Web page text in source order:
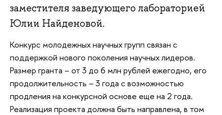
заместителя заведующего лабораторией
Юлии Найденовой.
Конкурс молодежных научных групп связан с
поддержкой нового поколения научных лидеров.
Размер гранта – от 3 до 6 млн рублей ежегодно, его
продолжительность – 3 года с возможностью
продления на конкурсной основе еще на 2 года.
Реализация проекта должна быть направлена, в том